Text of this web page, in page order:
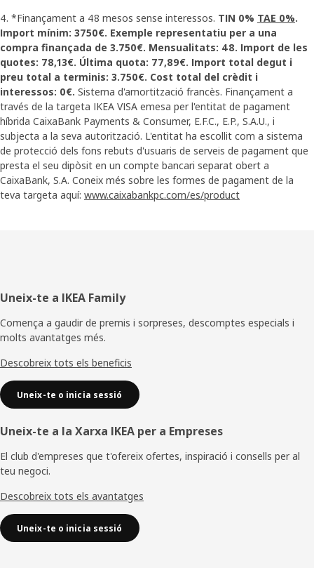
4. *Finançament a 48 mesos sense interessos. TIN 0% TAE 0%.
Import mínim: 3750€. Exemple representatiu per a una
compra finançada de 3.750€. Mensualitats: 48. Import de les
quotes: 78,13€. Última quota: 77,89€. Import total degut i
preu total a terminis: 3.750€. Cost total del crèdit i
interessos: 0€. Sistema d'amortització francès. Finançament a
través de la targeta IKEA VISA emesa per l'entitat de pagament
híbrida CaixaBank Payments & Consumer, E.F.C., E.P., S.A.U., i
subjecta a la seva autorització. L'entitat ha escollit com a sistema
de protecció dels fons rebuts d'usuaris de serveis de pagament que
presta el seu dipòsit en un compte bancari separat obert a
CaixaBank, S.A. Coneix més sobre les formes de pagament de la
teva targeta aquí: www.caixabankpc.com/es/product
Peu
de
pàgina
Uneix-te a IKEA Family
Comença a gaudir de premis i sorpreses, descomptes especials i
molts avantatges més.
Descobreix tots els beneficis
Uneix-te o inicia sessió
Uneix-te a la Xarxa IKEA per a Empreses
El club d'empreses que t'ofereix ofertes, inspiració i consells per al
teu negoci.
Descobreix tots els avantatges
Uneix-te o inicia sessió